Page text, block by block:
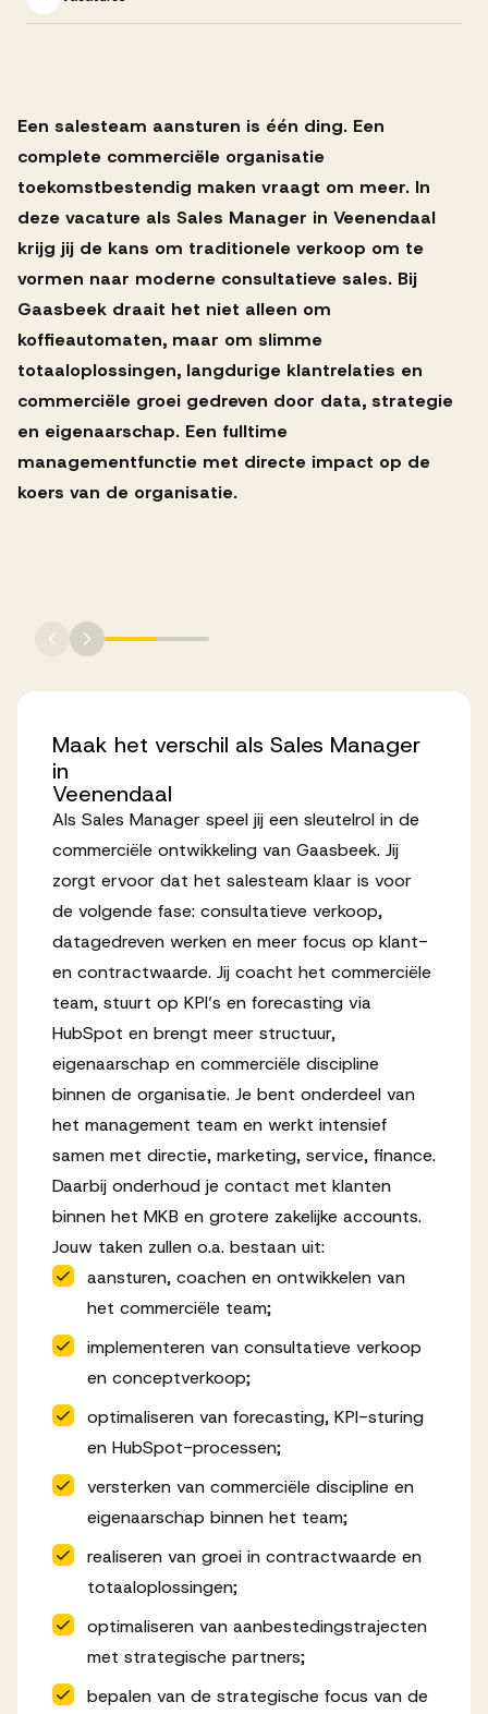
Successen
Succesverhalen
Vervulde vacatures
Over AV
Ons team
Aanmelden
Voor kandidaten
Inspiratie
Een salesteam aansturen is één ding. Een
complete commerciële organisatie
toekomstbestendig maken vraagt om meer. In
deze vacature als Sales Manager in Veenendaal
krijg jij de kans om traditionele verkoop om te
vormen naar moderne consultatieve sales. Bij
Gaasbeek draait het niet alleen om
koffieautomaten, maar om slimme
totaaloplossingen, langdurige klantrelaties en
commerciële groei gedreven door data, strategie
en eigenaarschap. Een fulltime
managementfunctie met directe impact op de
koers van de organisatie.
Maak het verschil als Sales Manager
in
Veenendaal
Als Sales Manager speel jij een sleutelrol in de
commerciële ontwikkeling van Gaasbeek. Jij
zorgt ervoor dat het salesteam klaar is voor
de volgende fase: consultatieve verkoop,
datagedreven werken en meer focus op klant-
en contractwaarde. Jij coacht het commerciële
team, stuurt op KPI’s en forecasting via
HubSpot en brengt meer structuur,
eigenaarschap en commerciële discipline
binnen de organisatie. Je bent onderdeel van
het management team en werkt intensief
samen met directie, marketing, service, finance.
Daarbij onderhoud je contact met klanten
binnen het MKB en grotere zakelijke accounts.
Jouw taken zullen o.a. bestaan uit:
aansturen, coachen en ontwikkelen van
het commerciële team;
implementeren van consultatieve verkoop
en conceptverkoop;
optimaliseren van forecasting, KPI-sturing
en HubSpot-processen;
versterken van commerciële discipline en
eigenaarschap binnen het team;
realiseren van groei in contractwaarde en
totaaloplossingen;
optimaliseren van aanbestedingstrajecten
met strategische partners;
bepalen van de strategische focus van de